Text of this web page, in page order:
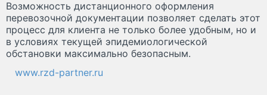
Возможность дистанционного оформления
перевозочной документации позволяет сделать этот
процесс для клиента не только более удобным, но и
в условиях текущей эпидемиологической
обстановки максимально безопасным.
www.rzd-partner.ru